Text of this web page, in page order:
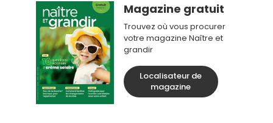
Magazine gratuit
Trouvez où vous procurer
votre magazine Naître et
grandir
Localisateur de
magazine